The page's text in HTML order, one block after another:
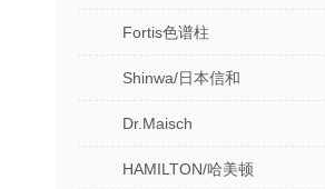
Fortis色谱柱
Shinwa/日本信和
Dr.Maisch
HAMILTON/哈美顿